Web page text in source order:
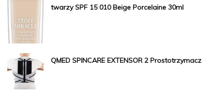
twarzy SPF 15 010 Beige Porcelaine 30ml
QMED SPINCARE EXTENSOR 2 Prostotrzymacz